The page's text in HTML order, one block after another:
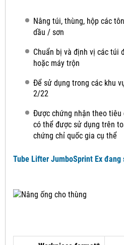
Nâng túi, thùng, hộp các
dầu / sơn
Chuẩn bị và định vị các túi
hoặc máy trộn
Để sử dụng trong các khu
2/22
Được chứng nhận theo tiêu
có thể được sử dụng trên
chứng chỉ quốc gia cụ thể
Tube Lifter JumboSprint Ex đang